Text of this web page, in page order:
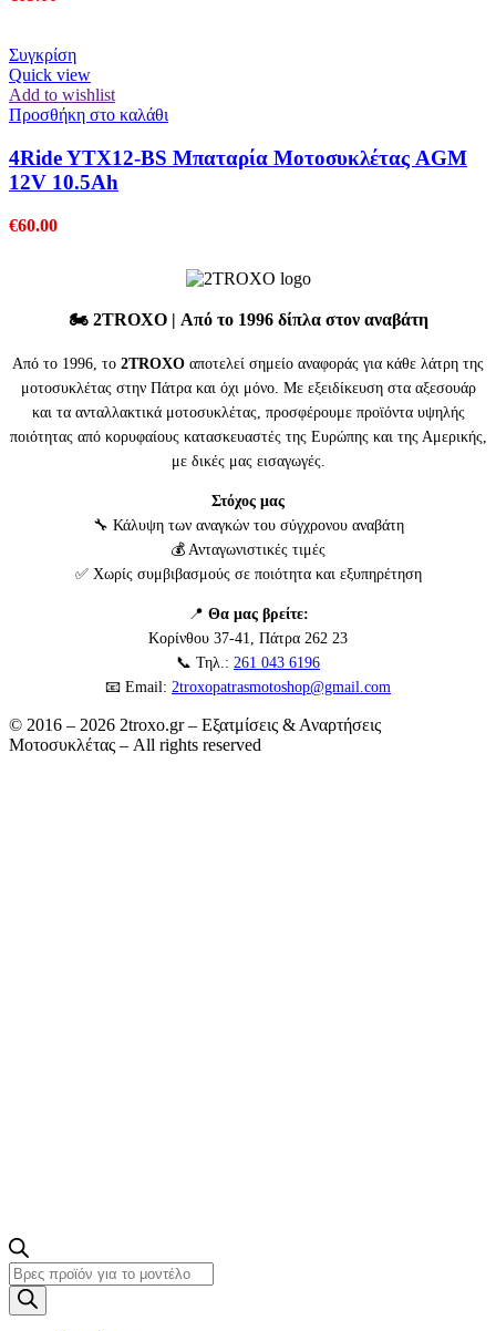
Συγκρίση
Quick view
Add to wishlist
Προσθήκη στο καλάθι
4Ride YTX12-BS Μπαταρία Μοτοσυκλέτας AGM
12V 10.5Ah
€60.00
🏍️ 2TROXO| Από το 1996 δίπλα στον αναβάτη
Από το 1996, το 2TROXO αποτελεί σημείο αναφοράς για κάθε λάτρη της
μοτοσυκλέτας στην Πάτρα και όχι μόνο. Με εξειδίκευση στα αξεσουάρ
και τα ανταλλακτικά μοτοσυκλέτας, προσφέρουμε προϊόντα υψηλής
ποιότητας από κορυφαίους κατασκευαστές της Ευρώπης και της Αμερικής,
με δικές μας εισαγωγές.
Στόχος μας
🔧 Κάλυψη των αναγκών του σύγχρονου αναβάτη
💰 Ανταγωνιστικές τιμές
✅ Χωρίς συμβιβασμούς σε ποιότητα και εξυπηρέτηση
📍 Θα μας βρείτε:
Κορίνθου 37-41, Πάτρα 262 23
📞 Τηλ.: 261 043 6196
📧 Email: 2troxopatrasmotoshop@gmail.com
© 2016 – 2026 2troxo.gr – Εξατμίσεις & Αναρτήσεις
Μοτοσυκλέτας – All rights reserved
Products
search